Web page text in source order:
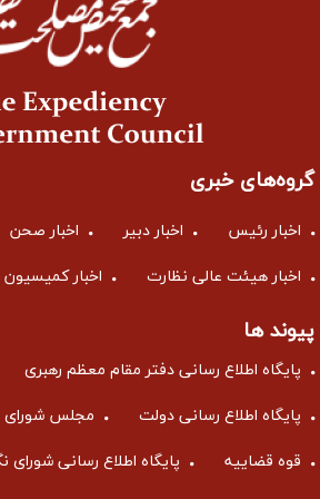
گروه‌های خبری
اخبار رئیس اخبار دبیر اخبار صحن
اخبار هیئت عالی نظارت اخبار کمیسیون
پیوند ها
پایگاه اطلاع رسانی دفتر مقام معظم رهبری
پایگاه اطلاع رسانی دولت مجلس شورای
قوه قضاییه پایگاه اطلاع رسانی شورای